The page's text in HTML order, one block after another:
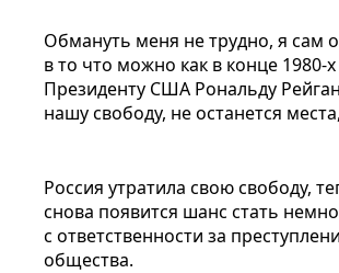
Обмануть меня не трудно, я сам
в то что можно как в конце 1980-
Президенту США Рональду
нашу свободу, не останется
Россия утратила свою свободу,
снова появится шанс стать
с ответственности за
общества.